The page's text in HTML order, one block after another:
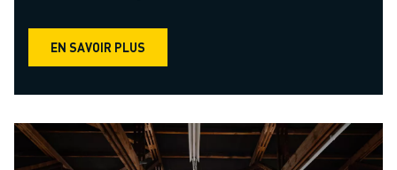
EN SAVOIR PLUS